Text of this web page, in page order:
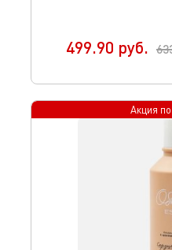
499.90 руб.
Акция по